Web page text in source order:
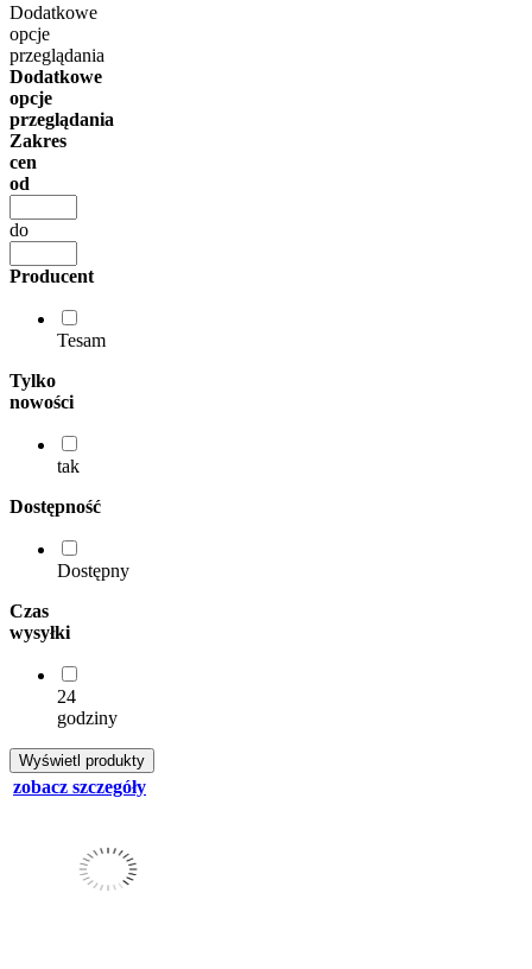
Dodatkowe
opcje
przeglądania
Dodatkowe
opcje
przeglądania
Zakres
cen
od
do
Producent
Tesam
Tylko
nowości
tak
Dostępność
Dostępny
Czas
wysyłki
24
godziny
zobacz szczegóły